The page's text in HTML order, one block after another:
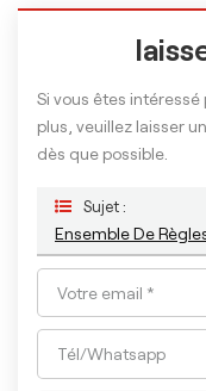
Si vous êtes
plus, veuillez laisser
dès que possible.
Sujet :